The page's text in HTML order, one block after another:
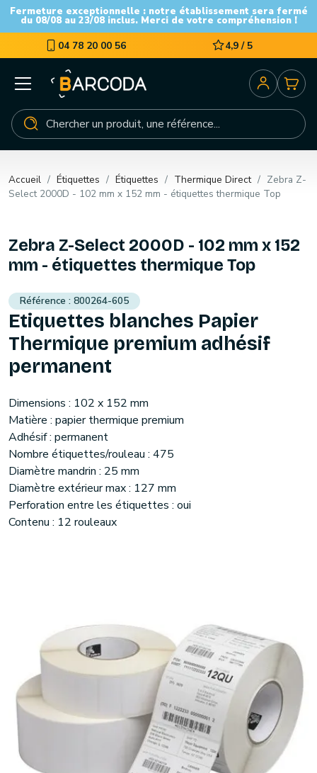
Fermeture exceptionnelle : notre établissement sera fermé
du 08/08 au 23/08 inclus. Merci de votre compréhension !
04 78 20 00 56 4,9 / 5
Accueil Étiquettes Étiquettes Thermique Direct
Zebra Z-
Select 2000D - 102 mm x 152 mm - étiquettes thermique Top
Zebra Z-Select 2000D - 102 mm x 152
mm - étiquettes thermique Top
800264-605
Etiquettes blanches Papier
Thermique premium adhésif
permanent
Dimensions : 102 x 152 mm
Matière : papier thermique premium
Adhésif : permanent
Nombre étiquettes/rouleau : 475
Diamètre mandrin : 25 mm
Diamètre extérieur max : 127 mm
Perforation entre les étiquettes : oui
Contenu : 12 rouleaux